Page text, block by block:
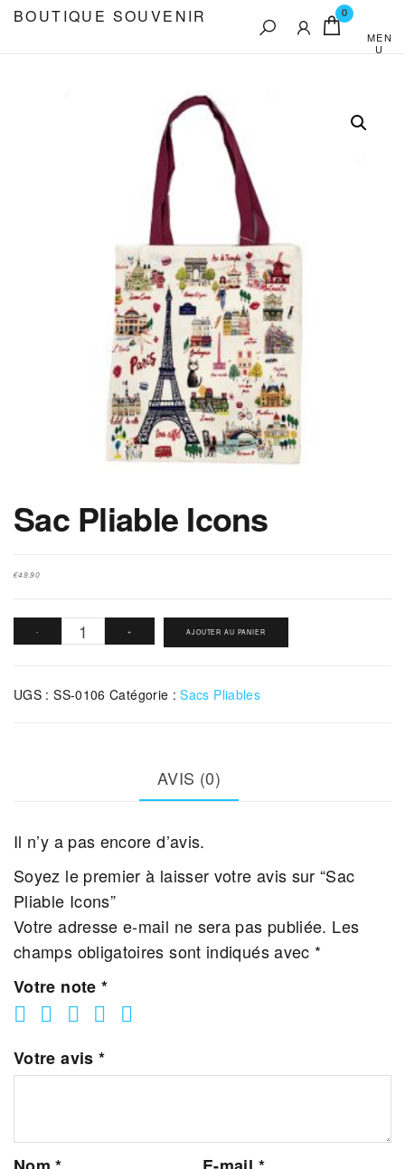
AllerBOUTIQUE SOUVENIR 0
MEN
U
Sac Pliable Icons
€49.90
-
quantité
Pliable
+ AJOUTER AU PANIER
UGS :SS-0106 Catégorie :Sacs Pliables
AVIS (0)
Il n’y a pas encore d’avis.
Soyez le premier à laisser votre avis sur “Sac
Pliable Icons”
Votre adresse e-mail ne sera pas publiée. Les
champs obligatoires sont indiqués avec *
Votre note *
Votre avis *